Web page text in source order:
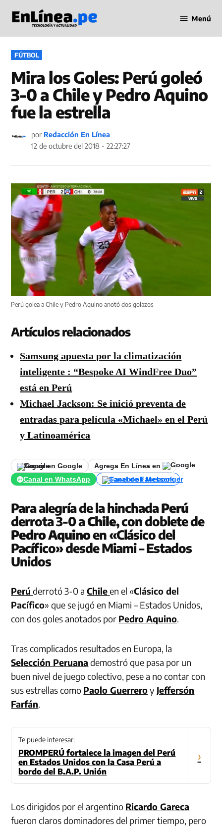
contenido
en Línea
Menú
PUBLICADO
EN
FÚTBOL
Mira los Goles: Perú goleó
3-0 a Chile y Pedro Aquino
fue la estrella
por Redacción En Línea
12 de octubre del 2018 - 22:27:27
Perú golea a Chile y Pedro Aquino anotó dos golazos
Artículos relacionados
Samsung apuesta por la climatización
inteligente : “Bespoke AI WindFree Duo”
está en Perú
Michael Jackson: Se inició preventa de
entradas para película «Michael» en el Perú
y Latinoamérica
Seguir en Google
Agrega En Línea en
Canal en WhatsApp
Canal de Facebook
Para alegría de la hinchadaPerú
derrota 3-0 aChile, con doblete de
Pedro Aquinoen «Clásico del
Pacífico» desde Miami – Estados
Unidos
Perú derrotó 3-0 aChileen el «Clásico del
Pacífico» que se jugó en Miami – Estados Unidos,
con dos goles anotados por Pedro Aquino.
Tras complicados resultados en Europa, la
Selección Peruana demostró que pasa por un
buen nivel de juego colectivo, pese a no contar con
sus estrellas como Paolo Guerreroy Jeffersón
Farfán.
Te puede interesar:
PROMPERÚ fortalece la imagen del Perú
en Estados Unidos con la Casa Perú a
bordo del B.A.P. Unión
›
Los dirigidos por el argentino Ricardo Gareca
fueron claros dominadores del primer tiempo, pero